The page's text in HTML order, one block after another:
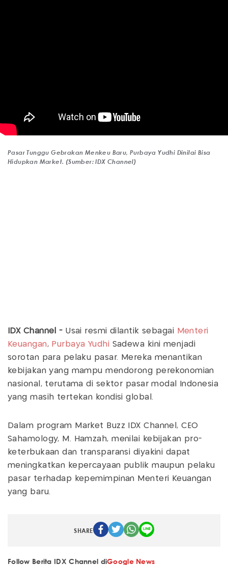
Pasar Tunggu Gebrakan Menkeu Baru, Purbaya Yudhi Dinilai Bisa
Hidupkan Market. (Sumber: IDX Channel)
IDX Channel - Usai resmi dilantik sebagai Menteri
Keuangan, Purbaya Yudhi Sadewa kini menjadi
sorotan para pelaku pasar. Mereka menantikan
kebijakan yang mampu mendorong perekonomian
nasional, terutama di sektor pasar modal Indonesia
yang masih tertekan kondisi global.
Dalam program Market Buzz IDX Channel, CEO
Sahamology, M. Hamzah, menilai kebijakan pro-
keterbukaan dan transparansi diyakini dapat
meningkatkan kepercayaan publik maupun pelaku
pasar terhadap kepemimpinan Menteri Keuangan
yang baru.
SHARE
Follow Berita IDX Channel diGoogle News